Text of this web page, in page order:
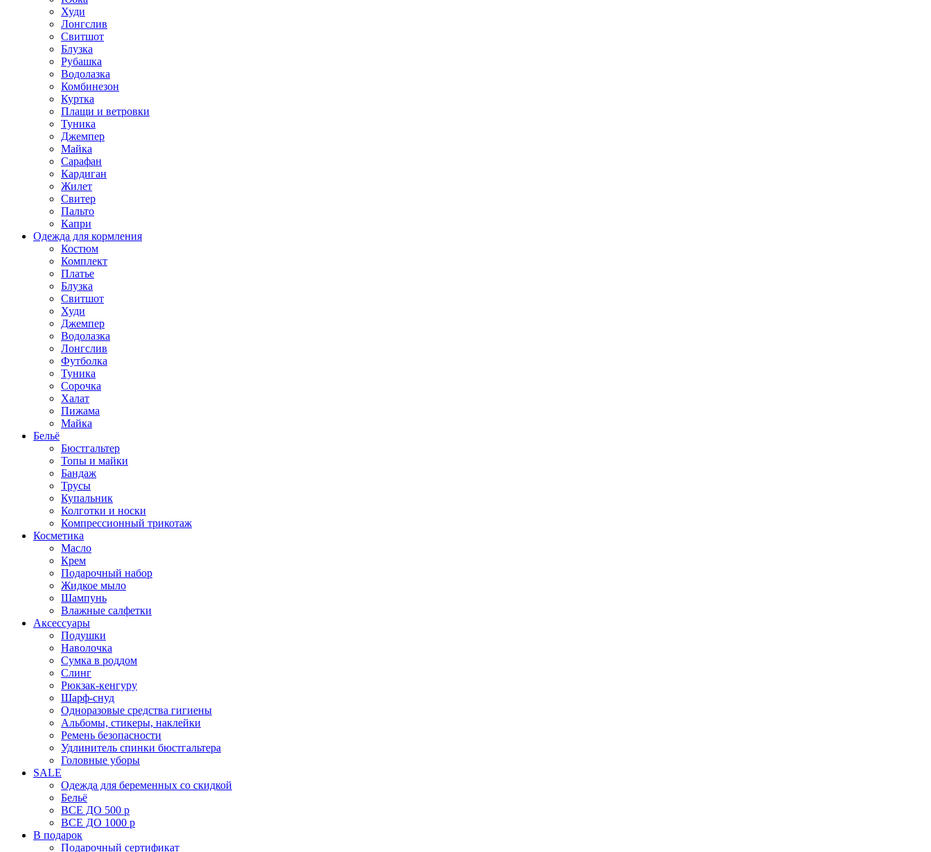
Худи
Лонгслив
Свитшот
Блузка
Рубашка
Водолазка
Комбинезон
Куртка
Плащи и ветровки
Туника
Джемпер
Майка
Сарафан
Кардиган
Жилет
Свитер
Пальто
Капри
Одежда для кормления
Костюм
Комплект
Платье
Блузка
Свитшот
Худи
Джемпер
Водолазка
Лонгслив
Футболка
Туника
Сорочка
Халат
Пижама
Майка
Бельё
Бюстгальтер
Топы и майки
Бандаж
Трусы
Купальник
Колготки и носки
Компрессионный трикотаж
Косметика
Масло
Крем
Подарочный набор
Жидкое мыло
Шампунь
Влажные салфетки
Аксессуары
Подушки
Наволочка
Сумка в роддом
Cлинг
Рюкзак-кенгуру
Шарф-снуд
Одноразовые средства гигиены
Альбомы, стикеры, наклейки
Ремень безопасности
Удлинитель спинки бюстгальтера
Головные уборы
SALE
Одежда для беременных со скидкой
Бельё
ВСЕ ДО 500 р
ВСЕ ДО 1000 р
В подарок
Подарочный сертификат